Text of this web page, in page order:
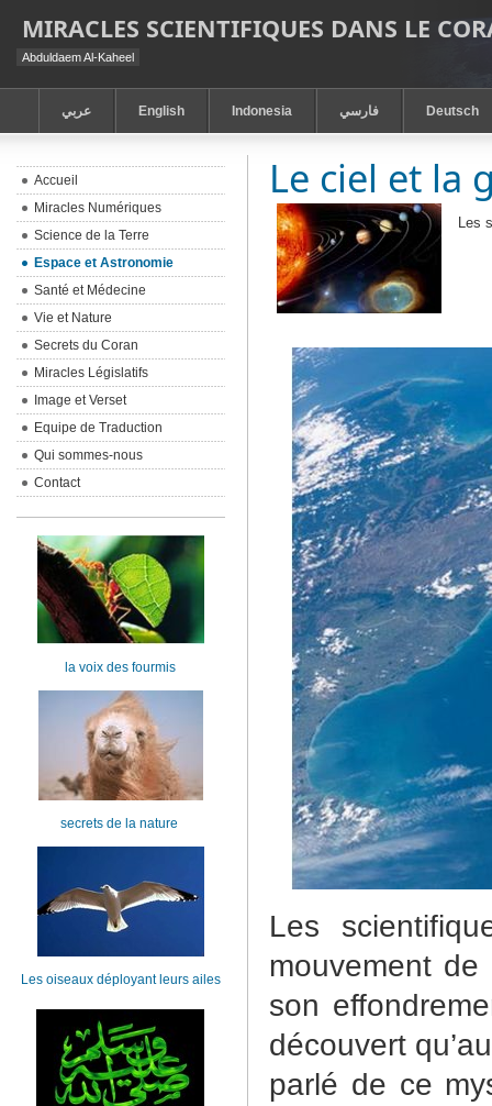
MIRACLES SCIENTIFIQUES DANS LE
Abduldaem Al-Kaheel
عربي English Indonesia فارسي Deutsch
Le ciel et la
Les
Les
mouvement de
son
découvert
parlé de ce
Accueil
Miracles Numériques
Science de la Terre
Espace et Astronomie
Santé et Médecine
Vie et Nature
Secrets du Coran
Miracles Législatifs
Image et Verset
Equipe de Traduction
Qui sommes-nous
Contact
la voix des fourmis
secrets de la nature
Les oiseaux déployant leurs ailes